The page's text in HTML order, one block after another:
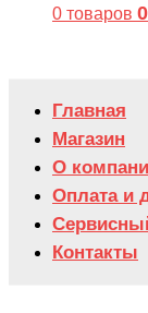
0 товаров 0
Главная
Магазин
О
Оплата и
Контакты